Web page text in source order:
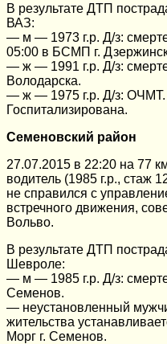
В результате ДТП
ВАЗ:
— м — 1973 г.р. Д/з:
05:00 в БСМП г.
— ж — 1991 г.р. Д/з:
Володарска.
— ж — 1975 г.р. Д/з:
Госпитализирована.
Семеновский район
27.07.2015 в 22:20 на 77
водитель (1985 г.р., стаж
не справился с
встречного движения,
Вольво.
В результате ДТП
Шевроле:
— м — 1985 г.р. Д/з:
Семенов.
— неустановленный
жительства
Морг г. Семенов.